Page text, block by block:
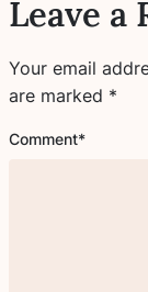
Leave a
Your email
are marked *
Comment*